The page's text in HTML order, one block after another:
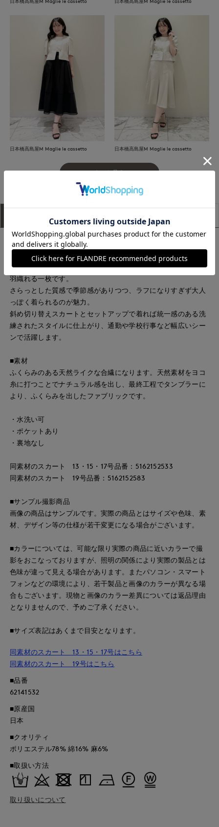
日本橋高島屋M Maglie le cassetto 日本橋高島屋M Maglie le cassetto
もっと見る
上品なベージュが柔らかな印象を与える、リネン混素材のジャ
ケット。
ナチュラルな風合いと程よいきちんと感を兼ね備え、軽やかに
羽織れる一枚です。
さらっとした質感で季節感がありつつ、ラフになりすぎず大人
っぽく着られるのが魅力。
斜め切り替えスカートとセットアップで着れば統一感のある洗
練されたスタイルに仕上がり、通勤や学校行事など幅広いシー
ンで活躍します。
■素材
ふくらみのある天然ライクな合繊になります。天然素材をヨコ
糸に打つことでナチュラル感を出し、最終工程でタンブラーに
より、ふくらみを出したファブリックです。
・水洗い可
・ポケットあり
・裏地なし
同素材のスカート 13・15・17号品番：5162152533
同素材のスカート 19号品番：5162152583
■サンプル撮影商品
画像の商品はサンプルです。実際の商品とはサイズや色味、素
材、デザイン等の仕様が若干変更になる場合がございます。
■カラーについては、可能な限り実際の商品に近いカラーで撮
影をおこなっておりますが、照明の関係により実際の製品とは
色味が違って見える場合があります。またパソコン・スマート
フォンなどの環境により、若干製品と画像のカラーが異なる場
合もございます。現物と画像のカラー差異については返品理由
となりませんので、予めご了承ください。
■サイズ表記はあくまで目安となります。
同素材のスカート 13・15・17号はこちら
同素材のスカート 19号はこちら
■品番
62141532
■原産国
日本
■クオリティ
ポリエステル78% 綿16% 麻6%
■取扱い方法
取り扱いについて